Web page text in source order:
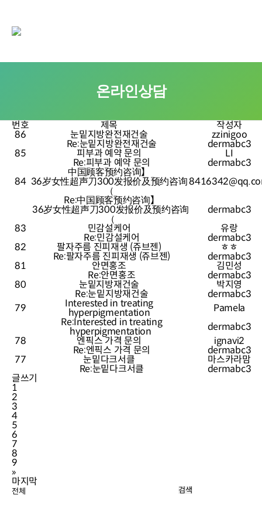
온라인상담
번호 제목 작성자
86 눈밑지방완전재건술 zzinigoo
Re:눈밑지방완전재건술 dermabc3
85 피부과 예약 문의 LI
Re:피부과 예약 문의
dermabc3
84
中国顾客预约咨询】
36岁女性超声刀300发报价及预约咨询
（
Re:中国顾客预约咨询】
36岁女性超声刀300发报价及预约咨询
（
dermabc3
83
민감설케어 유랑
Re:민감설케어 dermabc3
82 팔자주름 진피재생 (쥬브젠) ㅎㅎ
Re:팔자주름 진피재생 (쥬브젠) dermabc3
81 안면홍조 김민성
Re:안면홍조 dermabc3
80 눈밑지방재건술 박지영
Re:눈밑지방재건술
dermabc3
79
Interested in treating
hyperpigmentation
Pamela
Re:Interested in treating
hyperpigmentation
dermabc3
78
엔픽스 가격 문의 ignavi2
Re:엔픽스 가격 문의 dermabc3
77 눈밑다크서클 마스카라맘
Re:눈밑다크서클 dermabc3
글쓰기
1
2
3
4
5
6
7
8
9
»
마지막
검색